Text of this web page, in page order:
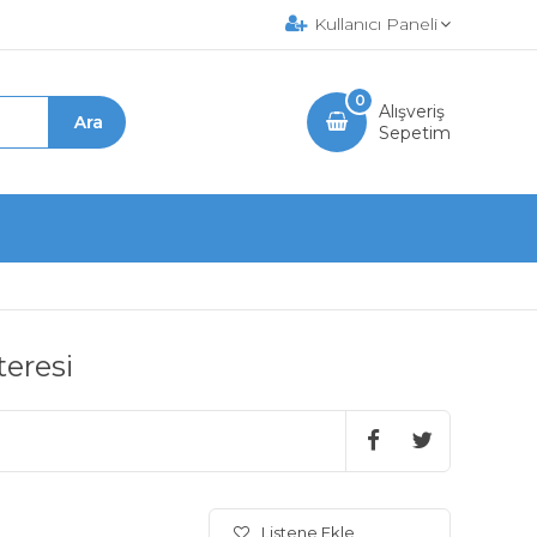
Kullanıcı Paneli
Alışveriş
Sepetim
0
Listene Ekle